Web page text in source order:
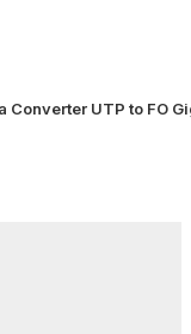
Converter UTP to FO